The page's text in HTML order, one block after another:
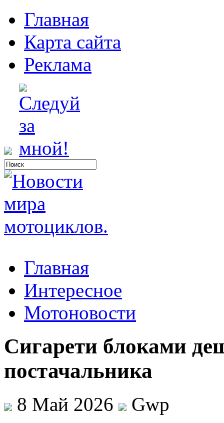
Главная
Карта сайта
Реклама
Главная
Интересное
Мотоновости
Сигарети блоками
постачальника
8 Май 2026
Gwp